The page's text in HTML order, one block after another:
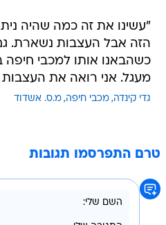
"עשינו את זה כמה שהיה
הזה אבל העצבות נשארת. גם
כשהבאנו אותו למכבי חיפה
מעגל. אני רואה את
גדי קינדה מכבי חיפה מ.ס. אשדוד
טרם התפרסמו תגובות